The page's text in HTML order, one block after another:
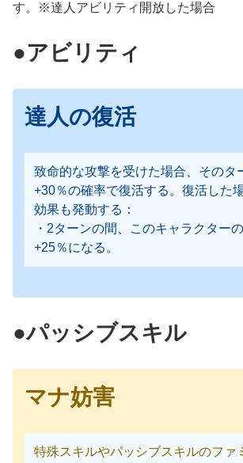
す。※達人アビリティ開放した場合
●アビリティ
達人の復活
致命的な攻撃を受けた場合、そのタ
+30％の確率で復活する。復活した
効果も発動する：
・2ターンの間、このキャラクター
+25％になる。
●パッシブスキル
マナ妨害
特殊スキルやパッシブスキルのファ